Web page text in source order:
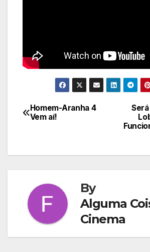
Navegação
Post
Homem-Aranha 4
Vem aí!
By
Alguma
Cinema